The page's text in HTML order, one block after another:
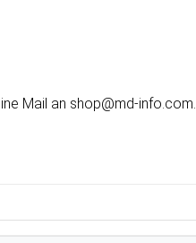
Mail an shop@md-info.com.